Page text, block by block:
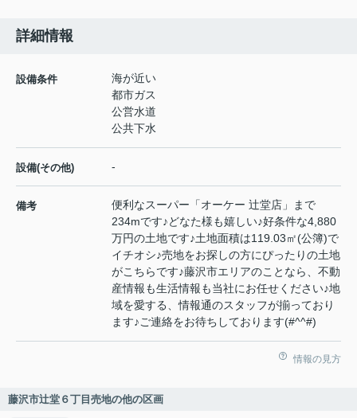
詳細情報
設備条件
海が近い
都市ガス
公営水道
公共下水
設備(その他) -
備考
便利なスーパー「オーケー 辻堂店」まで
234mです♪どなた様も嬉しい♪好条件な4,880
万円の土地です♪土地面積は119.03㎡(公簿)で
イチオシ♪売地をお探しの方にぴったりの土地
がこちらです♪藤沢市エリアのことなら、不動
産情報も生活情報も当社にお任せください♪地
域を愛する、情報通のスタッフが揃っており
ます♪ご連絡をお待ちしております(#^^#)
情報の見方
藤沢市辻堂６丁目売地の他の区画